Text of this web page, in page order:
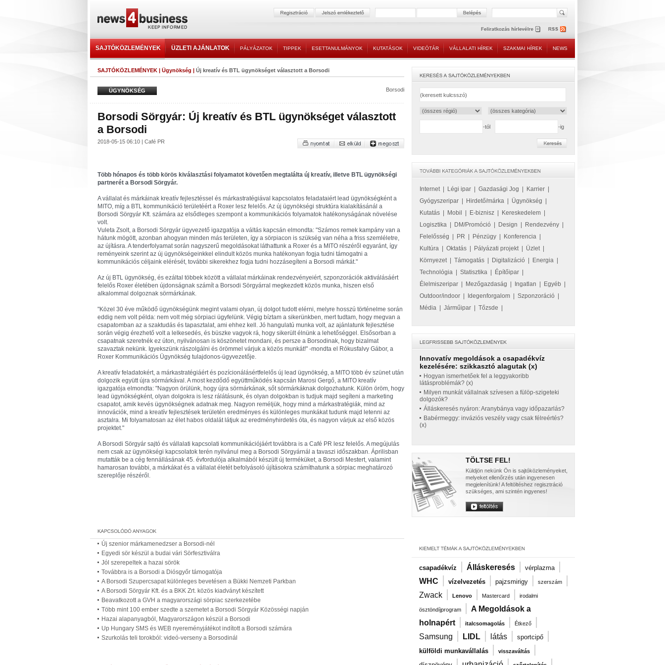
SAJTÓKÖZLEMÉNYEK ÜZLETI AJÁNLATOK PÁLYÁZATOK TIPPEK ESETTANULMÁNYOK KUTATÁSOK VIDEÓTÁR VÁLLALATI HÍREK SZAKMAI HÍREK NEWS
SAJTÓKÖZLEMÉNYEK | Ügynökség | Új kreatív és BTL ügynökséget választott a Borsodi
ÜGYNÖKSÉG Borsodi
Borsodi Sörgyár: Új kreatív és BTL ügynökséget választott
a Borsodi
2018-05-15 06:10 | Café PR
Több hónapos és több körös kiválasztási folyamatot követően megtalálta új kreatív, illetve BTL ügynökségi
partnerét a Borsodi Sörgyár.
A vállalat és márkáinak kreatív fejlesztéssel és márkastratégiával kapcsolatos feladataiért lead ügynökségként a
MITO, míg a BTL kommunikáció területéért a Roxer lesz felelős. Az új ügynökségi struktúra kialakításánál a
Borsodi Sörgyár Kft. számára az elsődleges szempont a kommunikációs folyamatok hatékonyságának növelése
volt.
Vuleta Zsolt, a Borsodi Sörgyár ügyvezető igazgatója a váltás kapcsán elmondta: "Számos remek kampány van a
hátunk mögött, azonban ahogyan minden más területen, így a sörpiacon is szükség van néha a friss szemléletre,
az újításra. A tenderfolyamat során nagyszerű megoldásokat láthattunk a Roxer és a MITO részéről egyaránt, így
reményeink szerint az új ügynökségeinkkel elindult közös munka hatékonyan fogja tudni támogatni a
kommunikációs céljaink elérését, további sikerekhez fogja tudni hozzásegíteni a Borsodi márkát."
Az új BTL ügynökség, és ezáltal többek között a vállalat márkáinak rendezvényeiért, szponzorációk aktiválásáért
felelős Roxer életében újdonságnak számít a Borsodi Sörgyárral megkezdett közös munka, hiszen első
alkalommal dolgoznak sörmárkának.
"Közel 30 éve működő ügynökségünk megint valami olyan, új dolgot tudott elérni, melyre hosszú történelme során
eddig nem volt példa: nem volt még sörpiaci ügyfelünk. Végig bíztam a sikerünkben, mert tudtam, hogy megvan a
csapatomban az a szaktudás és tapasztalat, ami ehhez kell. Jó hangulatú munka volt, az ajánlatunk fejlesztése
során végig érezhető volt a lelkesedés, és büszke vagyok rá, hogy sikerült élnünk a lehetőséggel. Elsősorban a
csapatnak szeretnék ez úton, nyilvánosan is köszönetet mondani, és persze a Borsodinak, hogy bizalmat
szavaztak nekünk. Igyekszünk rászolgálni és örömmel várjuk a közös munkát!" -mondta el Rókusfalvy Gábor, a
Roxer Kommunikációs Ügynökség tulajdonos-ügyvezetője.
A kreatív feladatokért, a márkastratégiáért és pozícionálásértfelelős új lead ügynökség, a MITO több év szünet után
dolgozik együtt újra sörmárkával. A most kezdődő együttműködés kapcsán Marosi Gergő, a MITO kreatív
igazgatója elmondta: "Nagyon örülünk, hogy újra sörmárkának, sőt sörmárkáknak dolgozhatunk. Külön öröm, hogy
lead ügynökségként, olyan dolgokra is lesz rálátásunk, és olyan dolgokban is tudjuk majd segíteni a marketing
csapatot, amik kevés ügynökségnek adatnak meg. Nagyon reméljük, hogy mind a márkastratégiák, mind az
innovációk, mind a kreatív fejlesztések területén eredményes és különleges munkákat tudunk majd letenni az
asztalra. Mi folyamatosan az élet habos oldalát látjuk az eredményhirdetés óta, és nagyon várjuk az első közös
projektet."
A Borsodi Sörgyár sajtó és vállalati kapcsolati kommunikációjáért továbbra is a Café PR lesz felelős. A megújulás
nem csak az ügynökségi kapcsolatok terén nyilvánul meg a Borsodi Sörgyárnál a tavaszi időszakban. Áprilisban
mutatták be a cég fennállásának 45. évfordulója alkalmából készült új terméküket, a Borsodi Mestert, valamint
hamarosan további, a márkákat és a vállalat életét befolyásoló újításokra számíthatunk a sörpiac meghatározó
szereplője részéről.
Új szenior márkamenedzser a Borsodi-nél
Egyedi sör készül a budai vári Sörfesztiválra
Jól szerepeltek a hazai sörök
Továbbra is a Borsodi a Diósgyőr támogatója
A Borsodi Szupercsapat különleges bevetésen a Bükki Nemzeti Parkban
A Borsodi Sörgyár Kft. és a BKK Zrt. közös kiadványt készített
Beavatkozott a GVH a magyarországi sörpiac szerkezetébe
Több mint 100 ember szedte a szemetet a Borsodi Sörgyár Közösségi napján
Hazai alapanyagból, Magyarországon készül a Borsodi
Up Hungary SMS és WEB nyereményjátékot indított a Borsodi számára
Szurkolás teli torokból: videó-verseny a Borsodinál
-tól -ig
Internet| Légi ipar Gazdasági Jog Karrier
Gyógyszeripar
Hirdető/márka Ügynökség
Kutatás
Mobil E-biznisz Kereskedelem
Logisztika
DM/Promóció Design Rendezvény
Felelősség
PR Pénzügy Konferencia
Kultúra
Oktatás Pályázati projekt| Üzlet|
Környezet| Támogatás Digitalizáció Energia
Technológia
Statisztika Építőipar
Élelmiszeripar
Mezőgazdaság Ingatlan Egyéb
Outdoor/indoor
Idegenforgalom Szponzoráció
Média
Járműipar Tőzsde
Innovatív megoldások a csapadékvíz
kezelésére: szikkasztó alagutak (x)
Hogyan ismerhetőek fel a leggyakoribb
látásproblémák? (x)
Milyen munkát vállalnak szívesen a fülöp-szigeteki
dolgozók?
Álláskeresés nyáron: Aranybánya vagy időpazarlás?
Babérmeggy: inváziós veszély vagy csak félreértés?
(x)
TÖLTSE FEL!
Küldjön nekünk Ön is sajtóközleményeket,
melyeket ellenőrzés után ingyenesen
megjelenítünk! A feltöltéshez regisztráció
szükséges, ami szintén ingyenes!
csapadékvíz | Álláskeresés | vérplazma |
WHC | vízelvezetés | pajzsmirigy | szerszám |
Zwack | Lenovo | Mastercard | irodalmi
ösztöndíjprogram | A Megoldások a
holnapért | italcsomagolás | Étkező |
Samsung | LIDL | látás | sportcipő |
külföldi munkavállalás | visszaváltás |